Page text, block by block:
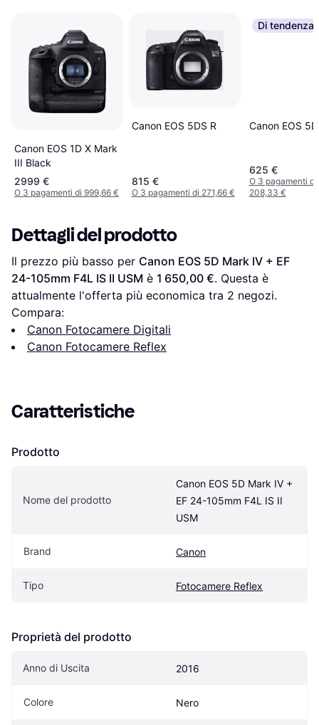
Canon EOS 1D X Mark
III Black
2999 €
O 3 pagamenti di 999,66 €
Canon EOS 5DS R
815 €
O 3 pagamenti di 271,66 €
Di tendenza
Canon EOS
625 €
O 3 pagamenti di
208,33 €
Dettagli del prodotto
Il prezzo più basso per Canon EOS 5D Mark IV + EF
24-105mm F4L IS II USM è 1 650,00 €. Questa è
attualmente l'offerta più economica tra 2 negozi.
Compara:
Canon Fotocamere Digitali
Canon Fotocamere Reflex
Caratteristiche
Prodotto
Nome del prodotto
Canon EOS 5D Mark IV +
EF 24-105mm F4L IS II
USM
Brand Canon
Tipo Fotocamere Reflex
Proprietà del prodotto
Anno di Uscita 2016
Colore Nero